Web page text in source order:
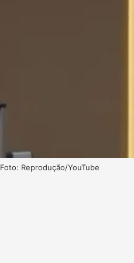
Foto: Reprodução/YouTube